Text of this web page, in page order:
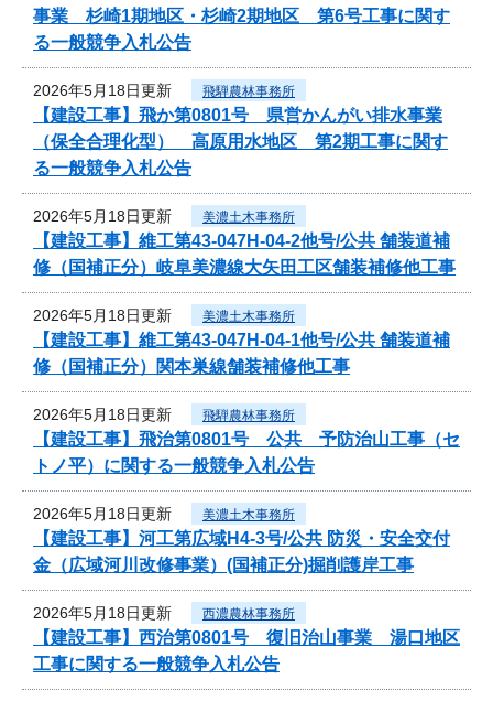
事業 杉崎1期地区・杉崎2期地区 第6号工事に関す
る一般競争入札公告
2026年5月18日更新 飛騨農林事務所
【建設工事】飛か第0801号 県営かんがい排水事業
（保全合理化型） 高原用水地区 第2期工事に関す
る一般競争入札公告
2026年5月18日更新 美濃土木事務所
【建設工事】維工第43-047H-04-2他号/公共 舗装道補
修（国補正分）岐阜美濃線大矢田工区舗装補修他工事
2026年5月18日更新 美濃土木事務所
【建設工事】維工第43-047H-04-1他号/公共 舗装道補
修（国補正分）関本巣線舗装補修他工事
2026年5月18日更新 飛騨農林事務所
【建設工事】飛治第0801号 公共 予防治山工事（セ
トノ平）に関する一般競争入札公告
2026年5月18日更新 美濃土木事務所
【建設工事】河工第広域H4-3号/公共 防災・安全交付
金（広域河川改修事業）(国補正分)掘削護岸工事
2026年5月18日更新 西濃農林事務所
【建設工事】西治第0801号 復旧治山事業 湯口地区
工事に関する一般競争入札公告